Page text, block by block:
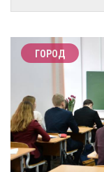
ГОРОД